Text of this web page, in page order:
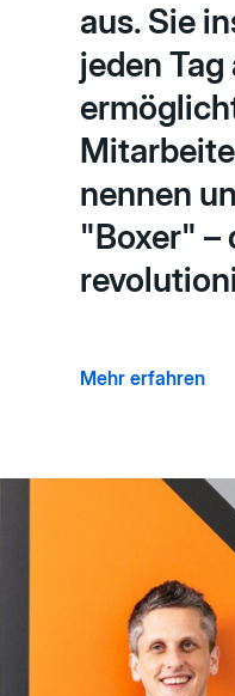
aus. Sie
jeden
nennen
"Boxer" –
Mehr erfahren